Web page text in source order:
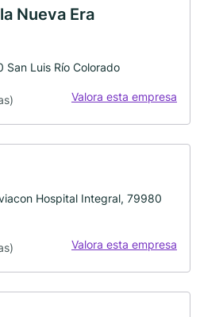
Nueva Era
Luis Río Colorado
Valora esta empresa
Hospital Integral, 79980
Valora esta empresa